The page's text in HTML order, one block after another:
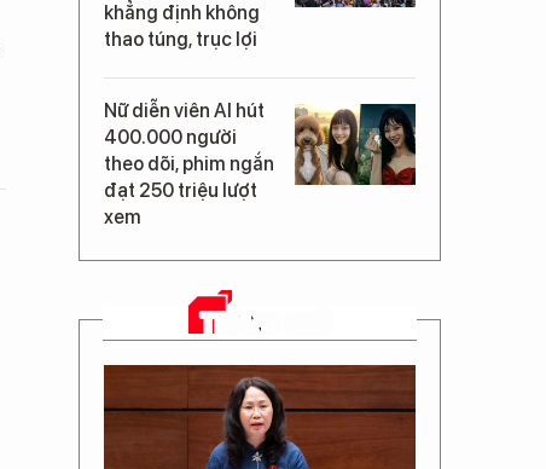
khẳng định không
thao túng, trục lợi
Nữ diễn viên AI hút
400.000 người
theo dõi, phim ngắn
đạt 250 triệu lượt
xem
TRANG CHỦ